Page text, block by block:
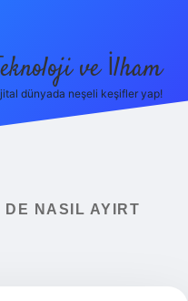
ve İlham
dünyada neşeli keşifler yap!
NASIL AYIRT